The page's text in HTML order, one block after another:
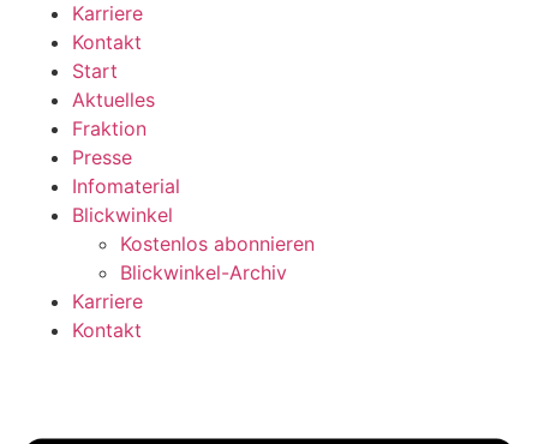
Karriere
Kontakt
Start
Aktuelles
Fraktion
Presse
Infomaterial
Blickwinkel
Kostenlos abonnieren
Blickwinkel-Archiv
Karriere
Kontakt